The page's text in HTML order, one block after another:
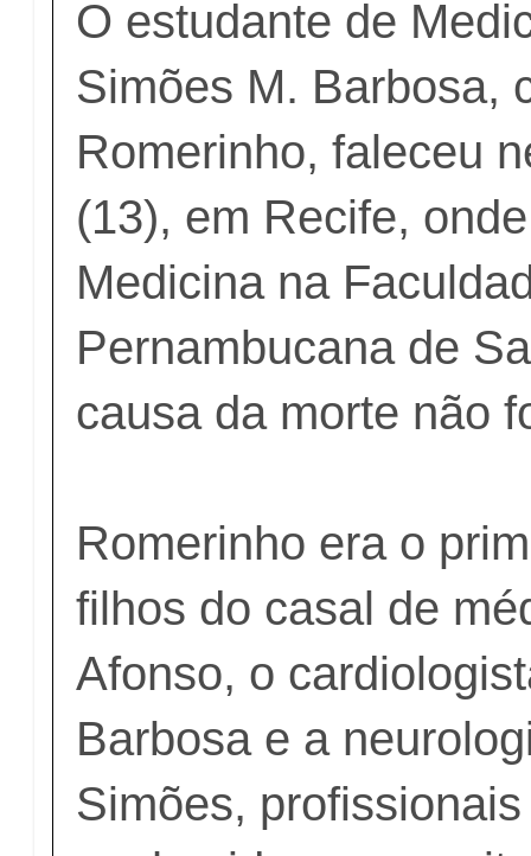
O estudante de
Simões M. Barbosa,
Romerinho, faleceu
(13), em Recife,
Medicina na
Pernambucana de
causa da morte não
Romerinho era o
filhos do casal de
Afonso, o
Barbosa e a
Simões,